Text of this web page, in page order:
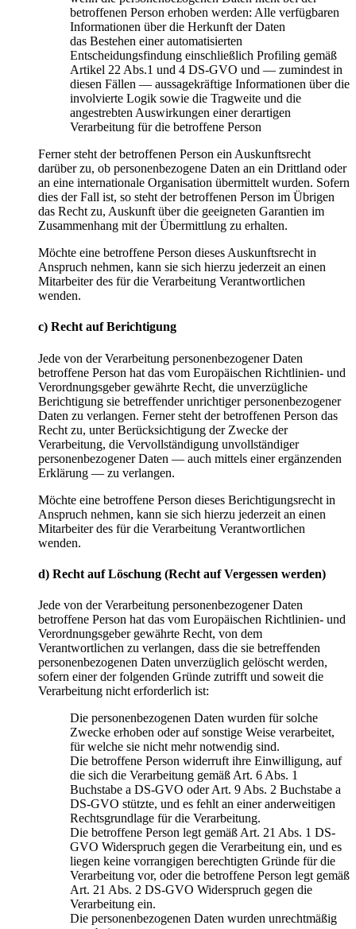
betroffenen Person erhoben werden: Alle verfügbaren
Informationen über die Herkunft der Daten
das Bestehen einer automatisierten
Entscheidungsfindung einschließlich Profiling gemäß
Artikel 22 Abs.1 und 4 DS-GVO und — zumindest in
diesen Fällen — aussagekräftige Informationen über die
involvierte Logik sowie die Tragweite und die
angestrebten Auswirkungen einer derartigen
Verarbeitung für die betroffene Person
Ferner steht der betroffenen Person ein Auskunftsrecht
darüber zu, ob personenbezogene Daten an ein Drittland oder
an eine internationale Organisation übermittelt wurden. Sofern
dies der Fall ist, so steht der betroffenen Person im Übrigen
das Recht zu, Auskunft über die geeigneten Garantien im
Zusammenhang mit der Übermittlung zu erhalten.
Möchte eine betroffene Person dieses Auskunftsrecht in
Anspruch nehmen, kann sie sich hierzu jederzeit an einen
Mitarbeiter des für die Verarbeitung Verantwortlichen
wenden.
c) Recht auf Berichtigung
Jede von der Verarbeitung personenbezogener Daten
betroffene Person hat das vom Europäischen Richtlinien- und
Verordnungsgeber gewährte Recht, die unverzügliche
Berichtigung sie betreffender unrichtiger personenbezogener
Daten zu verlangen. Ferner steht der betroffenen Person das
Recht zu, unter Berücksichtigung der Zwecke der
Verarbeitung, die Vervollständigung unvollständiger
personenbezogener Daten — auch mittels einer ergänzenden
Erklärung — zu verlangen.
Möchte eine betroffene Person dieses Berichtigungsrecht in
Anspruch nehmen, kann sie sich hierzu jederzeit an einen
Mitarbeiter des für die Verarbeitung Verantwortlichen
wenden.
d) Recht auf Löschung (Recht auf Vergessen werden)
Jede von der Verarbeitung personenbezogener Daten
betroffene Person hat das vom Europäischen Richtlinien- und
Verordnungsgeber gewährte Recht, von dem
Verantwortlichen zu verlangen, dass die sie betreffenden
personenbezogenen Daten unverzüglich gelöscht werden,
sofern einer der folgenden Gründe zutrifft und soweit die
Verarbeitung nicht erforderlich ist:
Die personenbezogenen Daten wurden für solche
Zwecke erhoben oder auf sonstige Weise verarbeitet,
für welche sie nicht mehr notwendig sind.
Die betroffene Person widerruft ihre Einwilligung, auf
die sich die Verarbeitung gemäß Art. 6 Abs. 1
Buchstabe a DS-GVO oder Art. 9 Abs. 2 Buchstabe a
DS-GVO stützte, und es fehlt an einer anderweitigen
Rechtsgrundlage für die Verarbeitung.
Die betroffene Person legt gemäß Art. 21 Abs. 1 DS-
GVO Widerspruch gegen die Verarbeitung ein, und es
liegen keine vorrangigen berechtigten Gründe für die
Verarbeitung vor, oder die betroffene Person legt gemäß
Art. 21 Abs. 2 DS-GVO Widerspruch gegen die
Verarbeitung ein.
Die personenbezogenen Daten wurden unrechtmäßig